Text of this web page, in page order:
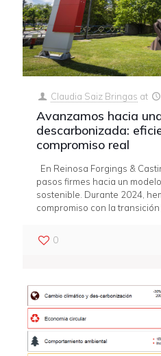
Claudia Saiz Bringas at
Avanzamos hacia
descarbonizada:
compromiso real
En Reinosa Forgings &
pasos firmes hacia un
sostenible. Durante 2024,
compromiso con la transición
0